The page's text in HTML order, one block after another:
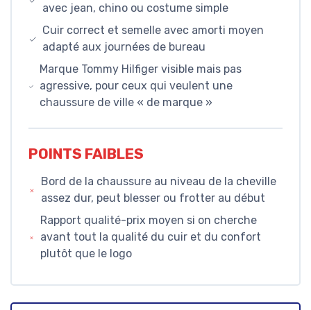
avec jean, chino ou costume simple
Cuir correct et semelle avec amorti moyen
adapté aux journées de bureau
Marque Tommy Hilfiger visible mais pas
agressive, pour ceux qui veulent une
chaussure de ville « de marque »
POINTS FAIBLES
Bord de la chaussure au niveau de la cheville
assez dur, peut blesser ou frotter au début
Rapport qualité-prix moyen si on cherche
avant tout la qualité du cuir et du confort
plutôt que le logo